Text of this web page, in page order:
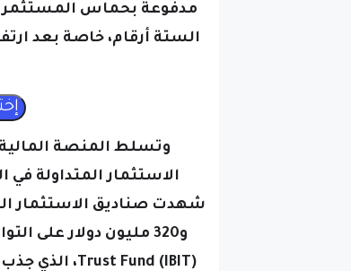
مدفوعة بحماس
الستة أرقام، خاصة بعد